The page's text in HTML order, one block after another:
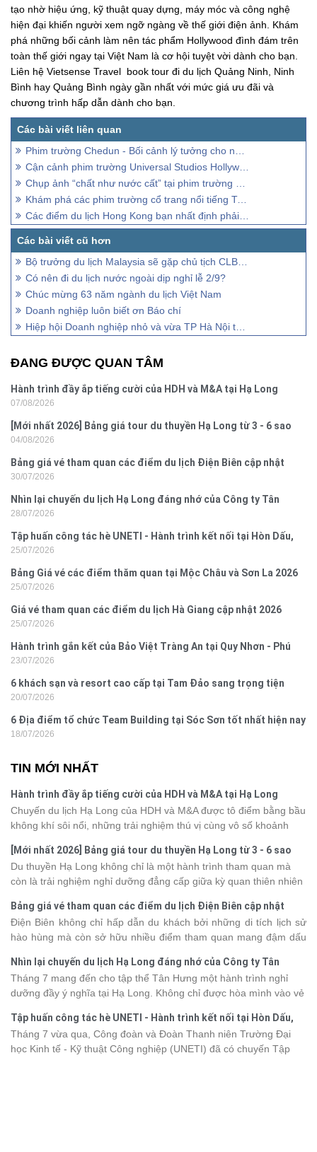
tạo nhờ hiệu ứng, kỹ thuật quay dựng, máy móc và công nghệ
hiện đại khiến người xem ngỡ ngàng về thế giới điện ảnh. Khám
phá những bối cảnh làm nên tác phẩm Hollywood đình đám trên
toàn thế giới ngay tại Việt Nam là cơ hội tuyệt vời dành cho bạn.
Liên hệ Vietsense Travel book tour đi du lịch Quảng Ninh, Ninh
Bình hay Quảng Bình ngày gần nhất với mức giá ưu đãi và
chương trình hấp dẫn dành cho bạn.
Phim trường Chedun - Bối cảnh lý tưởng cho những bộ phim đỉnh cao
Cận cảnh phim trường Universal Studios Hollywood ở Los Angeles
Chụp ảnh “chất như nước cất” tại phim trường cổ trang ở Đà Lạt
Khám phá các phim trường cổ trang nổi tiếng Trung Quốc
Các điểm du lịch Hong Kong bạn nhất định phải ghé thăm
Bộ trưởng du lịch Malaysia sẽ gặp chủ tịch CLB Lữ hành Unesco Hà Nội
Có nên đi du lịch nước ngoài dịp nghỉ lễ 2/9?
Chúc mừng 63 năm ngành du lịch Việt Nam
Doanh nghiệp luôn biết ơn Báo chí
Hiệp hội Doanh nghiệp nhỏ và vừa TP Hà Nội tổ chức đại hội lần thứ VI
ĐANG ĐƯỢC QUAN TÂM
Hành trình đầy ắp tiếng cười của HDH và M&A tại Hạ Long
07/08/2026
[Mới nhất 2026] Bảng giá tour du thuyền Hạ Long từ 3 - 6 sao
04/08/2026
Bảng giá vé tham quan các điểm du lịch Điện Biên cập nhật
2026
30/07/2026
Nhìn lại chuyến du lịch Hạ Long đáng nhớ của Công ty Tân
Hưng 2026
28/07/2026
Tập huấn công tác hè UNETI - Hành trình kết nối tại Hòn Dấu,
Đồ Sơn
25/07/2026
Bảng Giá vé các điểm thăm quan tại Mộc Châu và Sơn La 2026
25/07/2026
Giá vé tham quan các điểm du lịch Hà Giang cập nhật 2026
25/07/2026
Hành trình gắn kết của Bảo Việt Tràng An tại Quy Nhơn - Phú
Yên
23/07/2026
6 khách sạn và resort cao cấp tại Tam Đảo sang trọng tiện
nghi
20/07/2026
6 Địa điểm tổ chức Team Building tại Sóc Sơn tốt nhất hiện nay
18/07/2026
TIN MỚI NHẤT
Hành trình đầy ắp tiếng cười của HDH và M&A tại Hạ Long
Chuyến du lịch Hạ Long của HDH và M&A được tô điểm bằng bầu
không khí sôi nổi, những trải nghiệm thú vị cùng vô số khoảnh
phút giây đồng hành bên nhau, tất cả đã tạo nên một chuyến đi
tràn đầy cảm xúc và dấu ấn khó quên.
[Mới nhất 2026] Bảng giá tour du thuyền Hạ Long từ 3 - 6 sao
Du thuyền Hạ Long không chỉ là một hành trình tham quan mà
còn là trải nghiệm nghỉ dưỡng đẳng cấp giữa kỳ quan thiên nhiên
khác nhau, khiến nhiều du khách băn khoăn khi lựa chọn. Bài viết
dưới đây sẽ cập nhật bảng giá tour du thuyền Hạ Long mới nhất
2026 từ 3 - 6 sao, giúp bạn dễ dàng so sánh và tìm được hành
trình phù hợp với nhu cầu cũng như ngân sách.
Bảng giá vé tham quan các điểm du lịch Điện Biên cập nhật
2026
Điện Biên không chỉ hấp dẫn du khách bởi những di tích lịch sử
hào hùng mà còn sở hữu nhiều điểm tham quan mang đậm dấu
phá vùng đất này, việc cập nhật trước giá vé sẽ giúp bạn chủ
động hơn trong lịch trình và chi phí. Cùng Vietsense Travel tham
khảo bảng giá vé tham quan các điểm du lịch Điện Biênmới nhất
năm 2026 ngay dưới đây.
Nhìn lại chuyến du lịch Hạ Long đáng nhớ của Công ty Tân
Hưng 2026
Tháng 7 mang đến cho tập thể Tân Hưng một hành trình nghỉ
dưỡng đầy ý nghĩa tại Hạ Long. Không chỉ được hòa mình vào vẻ
kết, sẻ chia và lưu giữ nhiều khoảnh khắc đáng nhớ. Hãy cùng
nhìn lại chuyến đi ngập tràn niềm vui và những trải nghiệm khó
quên.
Tập huấn công tác hè UNETI - Hành trình kết nối tại Hòn Dấu,
Đồ Sơn
Tháng 7 vừa qua, Công đoàn và Đoàn Thanh niên Trường Đại
học Kinh tế - Kỹ thuật Công nghiệp (UNETI) đã có chuyến Tập